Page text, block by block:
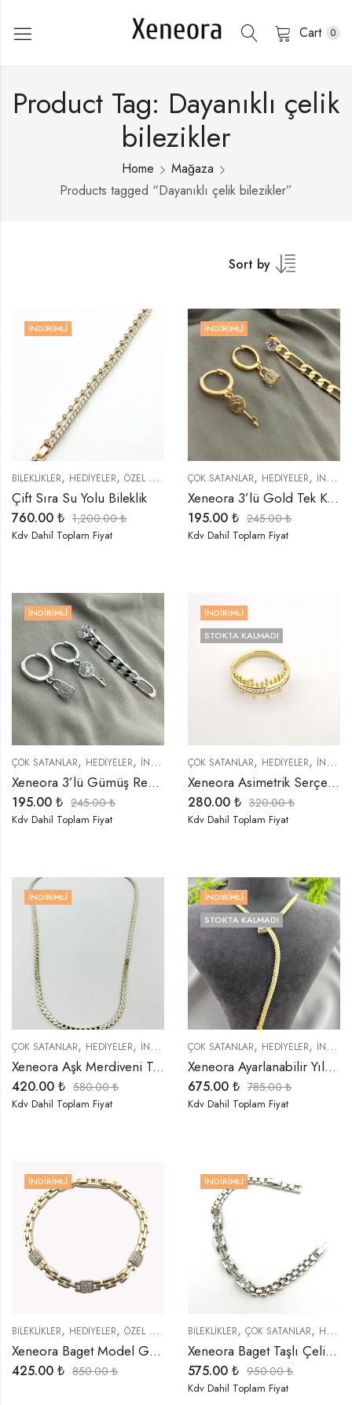
Cart 0
Product Tag: Dayanıklı çelik
bilezikler
Home
Mağaza
Products tagged “Dayanıklı çelik bilezikler”
Sort by
İNDIRIMLI
BİLEKLİKLER, HEDIYELER, ÖZEL SERİLER
Çift Sıra Su Yolu Bileklik
760.00 ₺ 1,200.00₺
Kdv Dahil Toplam Fiyat
İNDIRIMLI
ÇOK SATANLAR, HEDIYELER, İNDIRIMLI ÜRÜNLER
Xeneora 3’lü Gold Tek Kulak Küpe Seti
195.00 ₺ 245.00₺
Kdv Dahil Toplam Fiyat
İNDIRIMLI
ÇOK SATANLAR, HEDIYELER, İNDIRIMLI ÜRÜNLER ,KÜPELER,TREND ÜRÜNLER
Xeneora 3’lü Gümüş Renk Tek Kulak Küpe Seti
195.00 ₺ 245.00₺
Kdv Dahil Toplam Fiyat
İNDIRIMLI
STOKTA KALMADI
ÇOK SATANLAR, HEDIYELER, İNDIRIMLI ÜRÜNLER
Xeneora Asimetrik Serçe Parmak Yüzüğü
280.00 ₺ 320.00₺
Kdv Dahil Toplam Fiyat
İNDIRIMLI
ÇOK SATANLAR, HEDIYELER, İNDIRIMLI ÜRÜNLER ,KOLYELER,ÖZEL SERİLER
Xeneora Aşk Merdiveni Tamamlayıcı Zincir Kolye
420.00 ₺ 580.00₺
Kdv Dahil Toplam Fiyat
İNDIRIMLI
STOKTA KALMADI
ÇOK SATANLAR, HEDIYELER, İNDIRIMLI ÜRÜNLER
Xeneora Ayarlanabilir Yılan Dekolte Gold Kolye
675.00 ₺ 785.00₺
Kdv Dahil Toplam Fiyat
İNDIRIMLI
BİLEKLİKLER, HEDIYELER, ÖZEL SERİLER
Xeneora Baget Model Geçmeli Bileklik
425.00 ₺ 850.00₺
İNDIRIMLI
BİLEKLİKLER, ÇOK SATANLAR, HEDIYELER
Xeneora Baget Taşlı Çelik Bileklik
575.00 ₺ 950.00₺
Kdv Dahil Toplam Fiyat